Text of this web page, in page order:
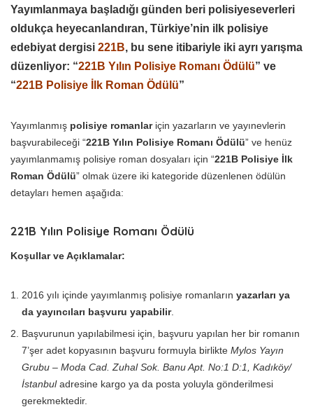
Yayımlanmaya başladığı günden beri polisiyeseverleri
oldukça heyecanlandıran, Türkiye’nin ilk polisiye
edebiyat dergisi 221B, bu sene itibariyle iki ayrı yarışma
düzenliyor: “221B Yılın Polisiye Romanı Ödülü” ve
“221B Polisiye İlk Roman Ödülü”
Yayımlanmış polisiye romanlariçin yazarların ve yayınevlerin
başvurabileceği “221B Yılın Polisiye Romanı Ödülü” ve henüz
yayımlanmamış polisiye roman dosyaları için “221B Polisiye İlk
Roman Ödülü” olmak üzere iki kategoride düzenlenen ödülün
detayları hemen aşağıda:
221B Yılın Polisiye Romanı Ödülü
Koşullar ve Açıklamalar:
2016 yılı içinde yayımlanmış polisiye romanların yazarları ya
da yayıncıları başvuru yapabilir.
Başvurunun yapılabilmesi için, başvuru yapılan her bir romanın
7’şer adet kopyasının başvuru formuyla birlikte Mylos Yayın
Grubu – Moda Cad. Zuhal Sok. Banu Apt. No:1 D:1, Kadıköy/
İstanbul adresine kargo ya da posta yoluyla gönderilmesi
gerekmektedir.